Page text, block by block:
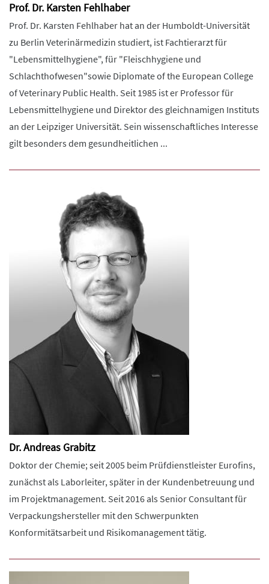
Prof. Dr. Karsten Fehlhaber
Prof. Dr. Karsten Fehlhaber hat an der Humboldt-Universität
zu Berlin Veterinärmedizin studiert, ist Fachtierarzt für
"Lebensmittelhygiene", für "Fleischhygiene und
Schlachthofwesen"sowie Diplomate of the European College
of Veterinary Public Health. Seit 1985 ist er Professor für
Lebensmittelhygiene und Direktor des gleichnamigen Instituts
an der Leipziger Universität. Sein wissenschaftliches Interesse
gilt besonders dem gesundheitlichen ...
Dr. Andreas Grabitz
Doktor der Chemie; seit 2005 beim Prüfdienstleister Eurofins,
zunächst als Laborleiter, später in der Kundenbetreuung und
im Projektmanagement. Seit 2016 als Senior Consultant für
Verpackungshersteller mit den Schwerpunkten
Konformitätsarbeit und Risikomanagement tätig.